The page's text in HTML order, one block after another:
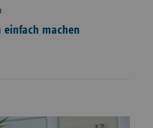
machen